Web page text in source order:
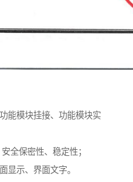
能模块挂接、功能模块实
全保密性、稳定性；
显示、界面文字。